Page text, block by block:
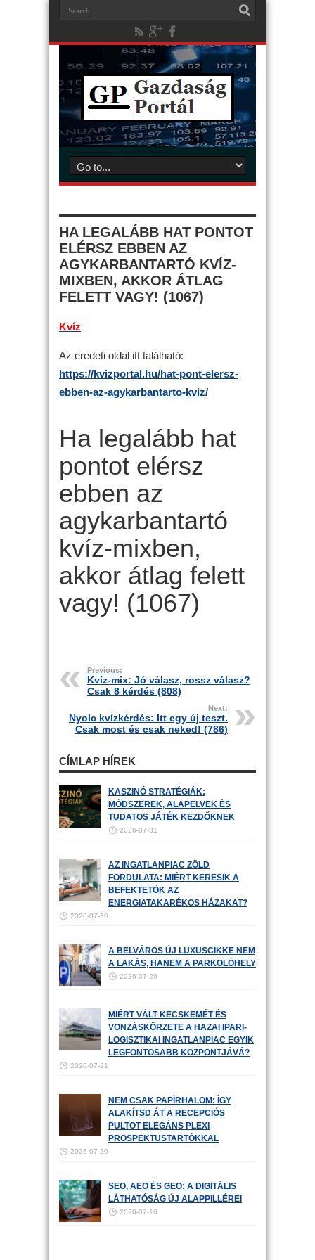
HA LEGALÁBB HAT PONTOT
ELÉRSZ EBBEN AZ
AGYKARBANTARTÓ KVÍZ-
MIXBEN, AKKOR ÁTLAG
FELETT VAGY! (1067)
Kvíz
Az eredeti oldal itt található:
https://kvizportal.hu/hat-pont-elersz-
ebben-az-agykarbantarto-kviz/
Ha legalább hat
pontot elérsz
ebben az
agykarbantartó
kvíz-mixben,
akkor átlag felett
vagy! (1067)
Previous:
Kvíz-mix: Jó válasz, rossz válasz?
Csak 8 kérdés (808)
Next:
Nyolc kvízkérdés: Itt egy új teszt.
Csak most és csak neked! (786)
CÍMLAP HÍREK
KASZINÓ STRATÉGIÁK:
MÓDSZEREK, ALAPELVEK ÉS
TUDATOS JÁTÉK KEZDŐKNEK
2026-07-31
AZ INGATLANPIAC ZÖLD
FORDULATA: MIÉRT KERESIK A
BEFEKTETŐK AZ
ENERGIATAKARÉKOS HÁZAKAT?
2026-07-30
A BELVÁROS ÚJ LUXUSCIKKE NEM
A LAKÁS, HANEM A PARKOLÓHELY
2026-07-29
MIÉRT VÁLT KECSKEMÉT ÉS
VONZÁSKÖRZETE A HAZAI IPARI-
LOGISZTIKAI INGATLANPIAC EGYIK
LEGFONTOSABB KÖZPONTJÁVÁ?
2026-07-21
NEM CSAK PAPÍRHALOM: ÍGY
ALAKÍTSD ÁT A RECEPCIÓS
PULTOT ELEGÁNS PLEXI
PROSPEKTUSTARTÓKKAL
2026-07-20
SEO, AEO ÉS GEO: A DIGITÁLIS
LÁTHATÓSÁG ÚJ ALAPPILLÉREI
2026-07-16